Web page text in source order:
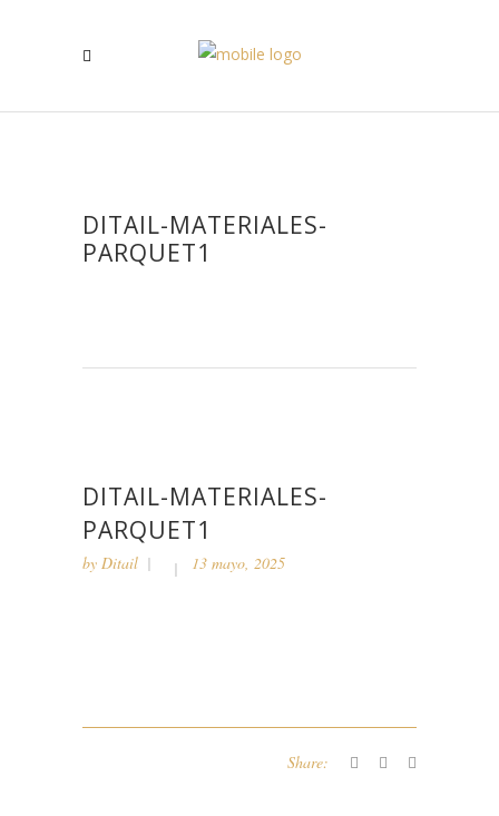
DITAIL-MATERIALES-
PARQUET1
DITAIL-MATERIALES-
PARQUET1
by Ditail 13 mayo, 2025
Share: